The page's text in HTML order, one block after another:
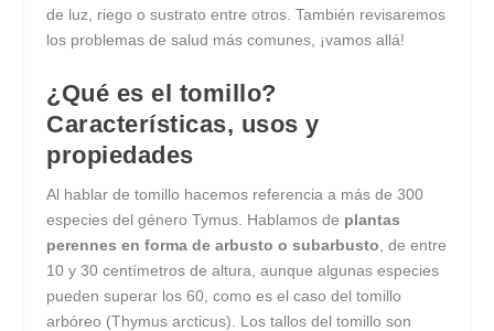
de luz, riego o sustrato entre otros. También revisaremos
los problemas de salud más comunes, ¡vamos allá!
¿Qué es el tomillo?
Características, usos y
propiedades
Al hablar de tomillo hacemos referencia a más de 300
especies del género Tymus. Hablamos de plantas
perennes en forma de arbusto o subarbusto , de entre
10 y 30 centímetros de altura, aunque algunas especies
pueden superar los 60, como es el caso del tomillo
arbóreo (Thymus arcticus). Los tallos del tomillo son